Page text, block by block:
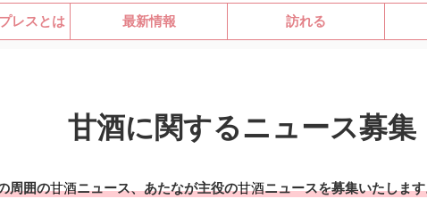
レスとは 最新情報 訪れる
甘酒に関するニュース募集
周囲の甘酒ニュース、あたなが主役の甘酒ニュースを募集いたしま